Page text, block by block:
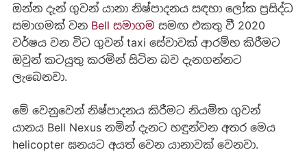
ඔන්න දැන් ගුවන් යානා නිෂ්පාදනය සඳහා ලෝක ප්‍රසිද්ධ
සමාගමක් වන Bell සමාගම සමඟ එකතු වී 2020
වර්ෂය වන විට ගුවන් taxi සේවාවක් ආරම්භ කිරීමට
ඔවුන් කටයුතු කරමින් සිටින බව දැනගන්නට
ලැබෙනවා.
මේ වෙනුවෙන් නිෂ්පාදනය කිරීමට නියමිත ගුවන්
යානය Bell Nexus නමින් දැනට හඳුන්වන අතර මෙය
helicopter ඝනයට අයත් වෙන යානාවක් වෙනවා.